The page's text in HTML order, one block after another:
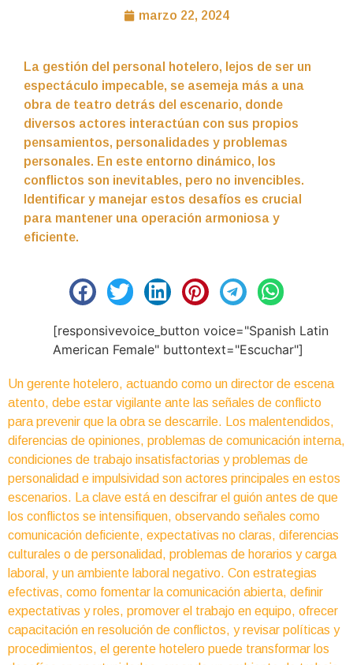
marzo 22, 2024
La gestión del personal hotelero, lejos de ser un
espectáculo impecable, se asemeja más a una
obra de teatro detrás del escenario, donde
diversos actores interactúan con sus propios
pensamientos, personalidades y problemas
personales. En este entorno dinámico, los
conflictos son inevitables, pero no invencibles.
Identificar y manejar estos desafíos es crucial
para mantener una operación armoniosa y
eficiente.
[responsivevoice_button voice="Spanish Latin
American Female" buttontext="Escuchar"]
Un gerente hotelero, actuando como un director de escena
atento, debe estar vigilante ante las señales de conflicto
para prevenir que la obra se descarrile. Los malentendidos,
diferencias de opiniones, problemas de comunicación interna,
condiciones de trabajo insatisfactorias y problemas de
personalidad e impulsividad son actores principales en estos
escenarios. La clave está en descifrar el guión antes de que
los conflictos se intensifiquen, observando señales como
comunicación deficiente, expectativas no claras, diferencias
culturales o de personalidad, problemas de horarios y carga
laboral, y un ambiente laboral negativo. Con estrategias
efectivas, como fomentar la comunicación abierta, definir
expectativas y roles, promover el trabajo en equipo, ofrecer
capacitación en resolución de conflictos, y revisar políticas y
procedimientos, el gerente hotelero puede transformar los